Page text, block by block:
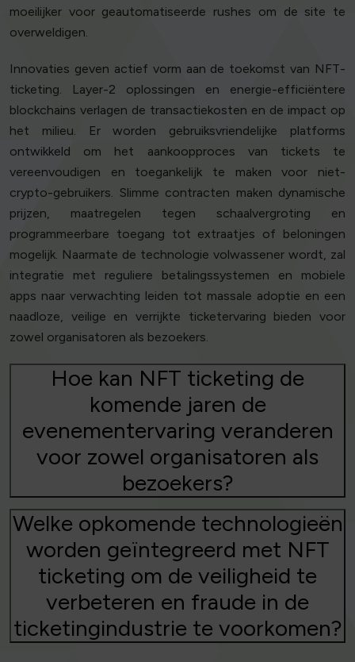
moeilijker voor geautomatiseerde rushes om de site te
overweldigen.
Innovaties geven actief vorm aan de toekomst van NFT-
ticketing. Layer-2 oplossingen en energie-efficiëntere
blockchains verlagen de transactiekosten en de impact op
het milieu. Er worden gebruiksvriendelijke platforms
ontwikkeld om het aankoopproces van tickets te
vereenvoudigen en toegankelijk te maken voor niet-
crypto-gebruikers. Slimme contracten maken dynamische
prijzen, maatregelen tegen schaalvergroting en
programmeerbare toegang tot extraatjes of beloningen
mogelijk. Naarmate de technologie volwassener wordt, zal
integratie met reguliere betalingssystemen en mobiele
apps naar verwachting leiden tot massale adoptie en een
naadloze, veilige en verrijkte ticketervaring bieden voor
zowel organisatoren als bezoekers.
Hoe kan NFT ticketing de
komende jaren de
evenementervaring veranderen
voor zowel organisatoren als
bezoekers?
Welke opkomende technologieën
worden geïntegreerd met NFT
ticketing om de veiligheid te
verbeteren en fraude in de
ticketingindustrie te voorkomen?